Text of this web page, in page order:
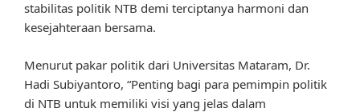
stabilitas politik NTB demi terciptanya harmoni dan
kesejahteraan bersama.
Menurut pakar politik dari Universitas Mataram, Dr.
Hadi Subiyantoro, “Penting bagi para pemimpin politik
di NTB untuk memiliki visi yang jelas dalam